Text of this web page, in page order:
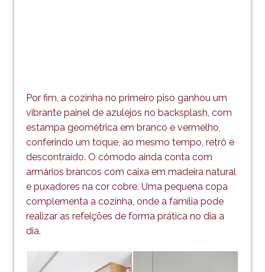
Por fim, a cozinha no primeiro piso ganhou um
vibrante painel de azulejos no backsplash, com
estampa geométrica em branco e vermelho,
conferindo um toque, ao mesmo tempo, retrô e
descontraído. O cômodo ainda conta com
armários brancos com caixa em madeira natural
e puxadores na cor cobre. Uma pequena copa
complementa a cozinha, onde a família pode
realizar as refeições de forma prática no dia a
dia.